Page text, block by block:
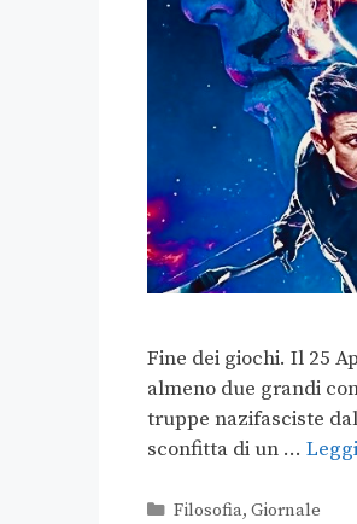
Fine dei giochi. Il 25
almeno due grandi
truppe nazifasciste
sconfitta di un …
Filosofia, Giornale